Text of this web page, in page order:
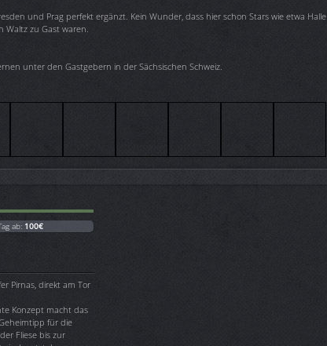
und Prag perfekt ergänzt. Kein Wunder, dass hier schon Stars wie etwa Halle
Waltz zu Gast waren.
unter den Gastgebern in der Sächsischen Schweiz.
ab: 100€
Pirnas, direkt am Tor
Konzept macht das
für die
Fliese bis zur